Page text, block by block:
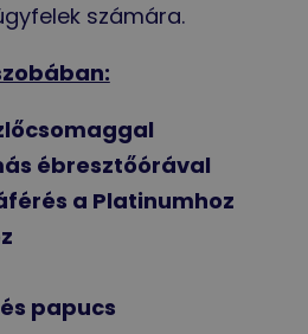
számára.
ébresztőórával
a Platinumhoz
papucs